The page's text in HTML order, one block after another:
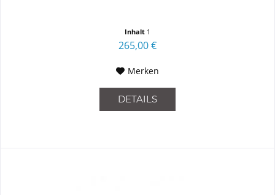
Inhalt 1
265,00 €
Merken
DETAILS